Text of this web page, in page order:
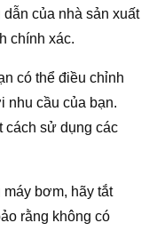
của nhà sản xuất
chính xác.
có thể điều chỉnh
nhu cầu của bạn.
cách sử dụng các
bơm, hãy tắt
rằng không có